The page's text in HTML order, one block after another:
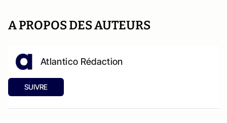
A PROPOS DES AUTEURS
Atlantico Rédaction
SUIVRE